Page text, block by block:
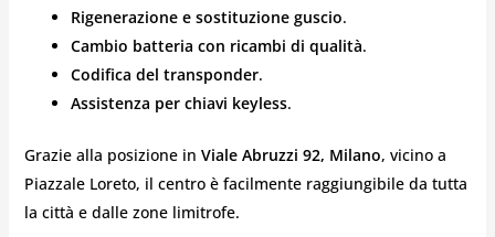
Rigenerazione e sostituzione guscio.
Cambio batteria con ricambi di qualità.
Codifica del transponder.
Assistenza per chiavi keyless.
Grazie alla posizione in Viale Abruzzi 92, Milano, vicino a
Piazzale Loreto, il centro è facilmente raggiungibile da tutta
la città e dalle zone limitrofe.